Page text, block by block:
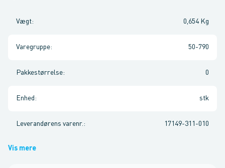
Vægt: 0,654 Kg
Varegruppe: 50-790
Pakkestørrelse: 0
Enhed : stk
Leverandørens varenr. : 17149-311-010
Vis mere